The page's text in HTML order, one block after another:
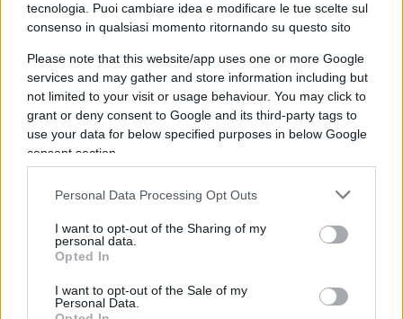
tecnologia. Puoi cambiare idea e modificare le tue scelte sul
consenso in qualsiasi momento ritornando su questo sito
Please note that this website/app uses one or more Google
services and may gather and store information including but
not limited to your visit or usage behaviour. You may click to
grant or deny consent to Google and its third-party tags to
use your data for below specified purposes in below Google
consent section.
Personal Data Processing Opt Outs
I want to opt-out of the Sharing of my
personal data.
Opted In
I want to opt-out of the Sale of my
Personal Data.
10:25Gabriele Albertininon si candida a Milano
Chiara Appendino
molla a Torino: “Non c’è
niente in Comune” titola polemicamente verso la
destra ilTempo.
13:14LettaeSalvinilitigano su tuttoe per la
Veritàil segretario Pd è allo sbando.
13:54 Donnet è italiano dice alCorriere
nomine a Cdp dice Greco.